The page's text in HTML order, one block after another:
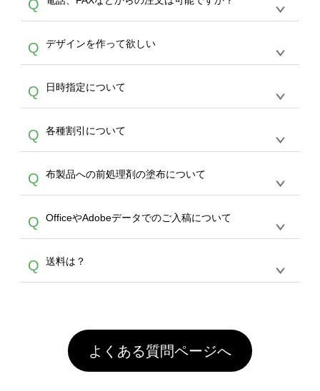
は、サポートが担当するエコバッグコンシェル
やタンブラーコンシェルをご利用ください。製
作する数量が多ければ多いほど、オンデマンド
サービスよりも低価格で製作することが可能で
す。
ドできるデータ形式は、JPG / PNG / AI / PSD /
PDF 形式になります。データの最大サイズ
写真などもアップロード可能です。使用できな
い画像はエラーになります。（※ Illustratorか
らの直接入稿には対応していません。AIで保存
し、デザインツールからアップロードして下さ
い）
Q
A
文のみ受け付けております。30個以上のご製
作をお考えの方は、サポートが担当するエコバ
スをご利用頂ければ、電話やFAX、メールなど
でご注文が可能です。
Q デザインを作って欲しい
A
を作って欲しい。などの場合は、製作数量が
30個以上であれば、サポート担当が、デザイ
バッグコンシェル
サー
ビスをご利用ください。(※ 30個以下の場合
は、デザインツールをご利用ください)
Q 日時指定について
A
ん。発送後18時以降に配送業者・伝票番号を
メールでお知らせいたしますので、直接配送業
者にご連絡いただき調整をお願い致します。
Q 各種割引について
A
カート内で自動的に割引(最大50%)が適用され
ます。 【付与ポイント】購入金額の1％が1ポ
イントとして付与され、次回ご注文時に1ポイ
ント＝1円としてお使いいただけます。ポイン
トは発送完了の翌日に付与され、次回ご注文時
からご利用頂けます。ポイントの有効期限は一
年間です。【会員ランク】過去10カ月のご注
文回数により会員ランク割引(最大5%)が適用
頂いても、ログインがされていなければ、ラン
クにカウントがされません。
Q 布製品への前処理剤の塗布について
A
意点（前処理剤）】カラー生地（Tシャツのホ
ワイト、トートバッグのナチュラル、ホワイト
といって、プリントを定着させるための処理剤
を塗布しており、短納期・低価格で商品をお届
害な性質で、水洗いで落とすことが可能です。
お手数ですが、お客様ご自身にて着用前に落と
していただけますようお願いいたします。※1
通常注文・直送機能でのご注文に関わらず、前
Q OfficeやAdobeデータでのご入稿について
A
ません。いずれのデータも該当デザインのみ画
像(JPEG,PNG,GIF,PDF)に変換、またはAdobe
Q 送料は？
引」などによるお値引きで4,000円未満になる
場合は送料がかかりますので、ご注意くださ
い。
よくある質問ページへ